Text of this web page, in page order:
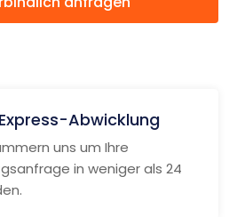
Abwicklung
uns um Ihre
in weniger als 24